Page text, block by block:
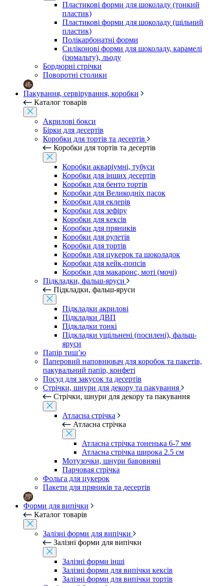
Пластикові форми для шоколаду (тонкий
пластик)
Пластикові форми для шоколаду (щільний
пластик)
Полікарбонатні форми
Силіконові форми для шоколаду, карамелі
(ізомальту), льоду
Бордюрні стрічки
Поворотні столики
Пакування, сервірування, коробки
Каталог товарів
Акрилові бокси
Бірки для десертів
Коробки для тортів та десертів
Коробки для тортів та десертів
Коробки акваріумні, тубуси
Коробки для інших десертів
Коробки для бенто тортів
Коробки для Великодніх пасок
Коробки для еклерів
Коробки для зефіру
Коробки для кексів
Коробки для пряників
Коробки для рулетів
Коробки для тортів
Коробки для цукерок та шоколадок
Коробки для кейк-попсів
Коробки для макаронс, моті (мочі)
Підкладки, фальш-яруси
Підкладки, фальш-яруси
Підкладки акрилові
Підкладки ДВП
Підкладки тонкі
Підкладки ущільнені (посилені), фальш-
яруси
Папір тиш’ю
Паперовий наповнювач для коробок та пакетів,
пакувальний папір, конфеті
Посуд для закусок та десертів
Стрічки, шнури для декору та пакування
Стрічки, шнури для декору та пакування
Атласна стрічка
Атласна стрічка
Атласна стрічка тоненька 6-7 мм
Атласна стрічка широка 2.5 см
Мотузочки, шнури бавовняні
Парчовая стрічка
Фольга для цукерок
Пакети для пряників та десертів
Форми для випічки
Каталог товарів
Залізні форми для випічки
Залізні форми для випічки
Залізні форми інші
Залізні форми для випічки кексів
Залізні форми для випічки тортів